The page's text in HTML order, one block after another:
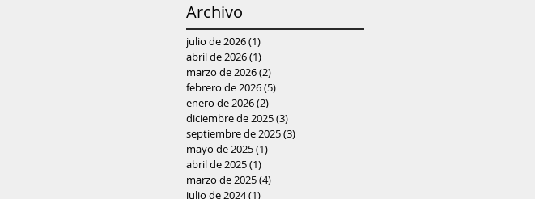
Archivo
julio de 2026(1)
abril de 2026(1)
marzo de 2026(2)
febrero de 2026(5)
enero de 2026(2)
diciembre de 2025(3)
septiembre de 2025(3)
mayo de 2025(1)
abril de 2025(1)
marzo de 2025(4)
julio de 2024(1)